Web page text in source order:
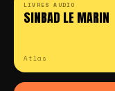
LIVRES AUDIO
SINBAD LE MARIN
Atlas